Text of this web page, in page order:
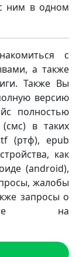
ним в одном
с
а также
Также Вы
версию
полностью
в таких
(ртф), epub
как
(android),
жалобы
запросы о
на